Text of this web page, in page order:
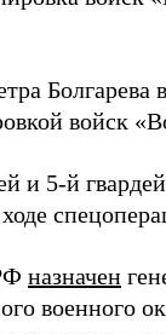
Болгарева
войск
и 5-й
назначен
военного